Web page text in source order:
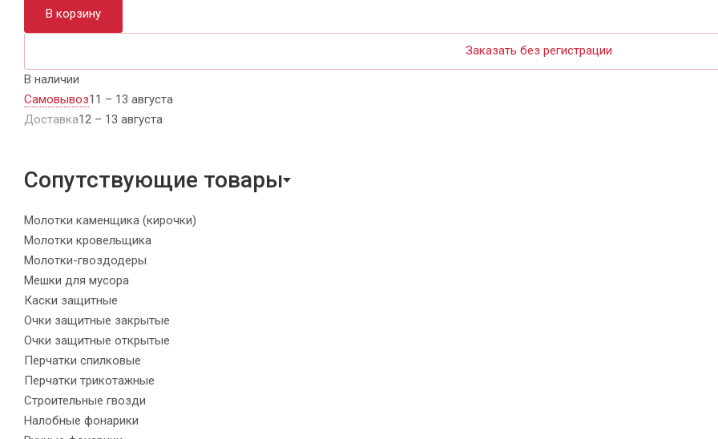
В корзину
Заказать без регистрации
В наличии
Самовывоз11 – 13 августа
Доставка12 – 13 августа
Сопутствующие товары
Молотки каменщика (кирочки)
Молотки кровельщика
Молотки-гвоздодеры
Мешки для мусора
Каски защитные
Очки защитные закрытые
Очки защитные открытые
Перчатки спилковые
Перчатки трикотажные
Строительные гвозди
Налобные фонарики